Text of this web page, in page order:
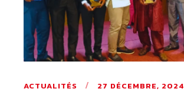
ACTUALITÉS 27 DÉCEMBRE, 2024